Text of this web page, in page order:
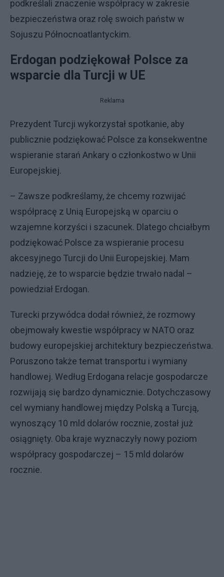
podkreślali znaczenie współpracy w zakresie
bezpieczeństwa oraz rolę swoich państw w
Sojuszu Północnoatlantyckim.
Erdogan podziękował Polsce za
wsparcie dla Turcji w UE
Reklama
Prezydent Turcji wykorzystał spotkanie, aby
publicznie podziękować Polsce za konsekwentne
wspieranie starań Ankary o członkostwo w Unii
Europejskiej.
– Zawsze podkreślamy, że chcemy rozwijać
współpracę z Unią Europejską w oparciu o
wzajemne korzyści i szacunek. Dlatego chciałbym
podziękować Polsce za wspieranie procesu
akcesyjnego Turcji do Unii Europejskiej. Mam
nadzieję, że to wsparcie będzie trwało nadal –
powiedział Erdogan.
Turecki przywódca dodał również, że rozmowy
obejmowały kwestie współpracy w NATO oraz
budowy europejskiej architektury bezpieczeństwa.
Poruszono także temat transportu i wymiany
handlowej. Według Erdogana relacje gospodarcze
rozwijają się bardzo dynamicznie. Dotychczasowy
cel wymiany handlowej między Polską a Turcją,
wynoszący 10 mld dolarów rocznie, został już
osiągnięty. Oba kraje wyznaczyły nowy poziom
współpracy gospodarczej – 15 mld dolarów
rocznie.